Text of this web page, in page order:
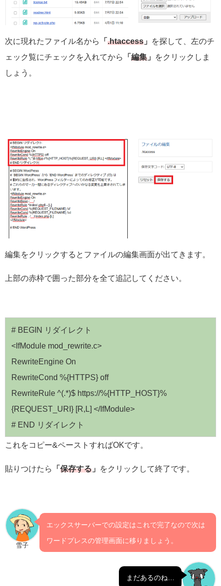
次に現れたファイル名から 「 .htaccess 」
を探して、左のチ
ェック覧にチェックを入れてから
「 編集 」
をクリックしま
しょう。
編集をクリックするとファイルの編集画面が出てきます。
上部の赤枠で囲った部分を全て追記してください。
# BEGIN リダイレクト
<IfModule mod_rewrite.c>
RewriteEngine On
RewriteCond %{HTTPS} off
RewriteRule ^(.*)$ https://%{HTTP_HOST}%
{REQUEST_URI} [R,L] </IfModule>
# END リダイレクト
これをコピー&ペーストすればOKです。
貼りつけたら 「 保存する 」 をクリックして終了です。
雪子
エックスサーバーでの設定はこれで完了なので次は
ワードプレスの管理画面に移りましょう。
まだあるのね…